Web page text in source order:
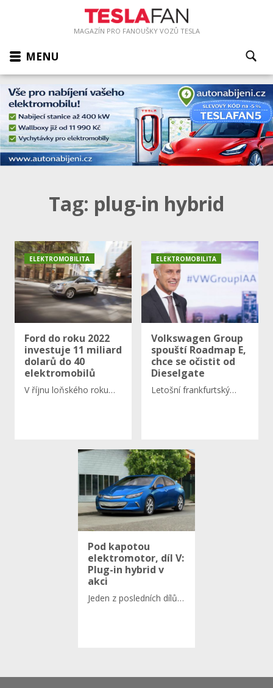
MAGAZÍN PRO FANOUŠKY VOZŮ TESLA
MENU
Tag: plug-in hybrid
ELEKTROMOBILITA
Ford do roku 2022
investuje 11 miliard
dolarů do 40
elektromobilů
V říjnu loňského roku…
ELEKTROMOBILITA
Volkswagen Group
spouští Roadmap E,
chce se očistit od
Dieselgate
Letošní frankfurtský…
Pod kapotou
elektromotor, díl V:
Plug-in hybrid v
akci
Jeden z posledních dílů…